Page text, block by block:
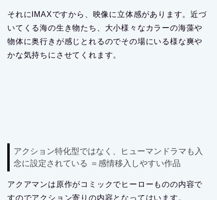
それにIMAXですから、映像に立体感があります。近づ
いてくる海の生き物たち、大小様々なカラーの海藻や
物体に奥行きが感じとれるのでその場にいる様な爽や
かな気持ちにさせてくれます。
アクション特化型ではなく、ヒューマンドラマも入
念に設定されている ＝感情移入しやすい作品
アクアマンは原作がコミックでヒーローものの内容で
すのでアクション寄りの内容となってはいます。